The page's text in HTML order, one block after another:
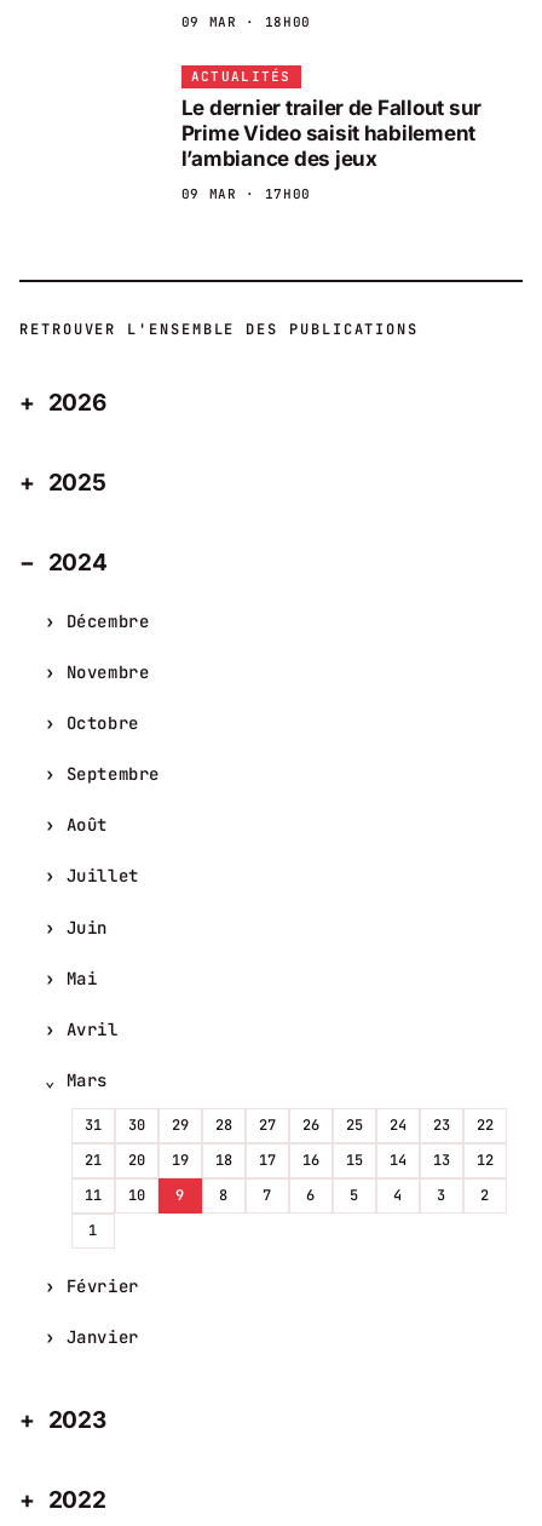
09 MAR · 18H00
ACTUALITÉS
Le dernier trailer de Fallout sur
Prime Video saisit habilement
l’ambiance des jeux
09 MAR · 17H00
RETROUVER L'ENSEMBLE DES PUBLICATIONS
2026
2025
2024
Décembre
Novembre
Octobre
Septembre
Août
Juillet
Juin
Mai
Avril
Mars
31 30 29 28 27 26 25 24 23
22
21
20 19 18 17 16 15 14 13
12
11
10 9 8 7 6 5 4 3
2
1
Février
Janvier
2023
2022